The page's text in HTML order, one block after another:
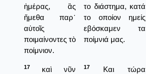
ἡμέρας, ἃς
ἤμεθα παρ᾿
αὐτοῖς
ποιμαίνοντες τὸ
ποίμνιον.
το διάστημα, κατά
το οποίον ημείς
εβόσκαμεν τα
ποίμνιά μας.
17
καὶ νῦν
17
Και τώρα